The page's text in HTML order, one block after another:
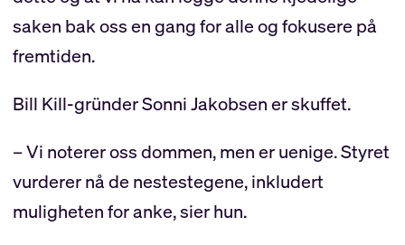
saken bak oss en gang for alle og fokusere på
fremtiden.
Bill Kill-gründer Sonni Jakobsen er skuffet.
– Vi noterer oss dommen, men er uenige. Styret
vurderer nå de nestestegene, inkludert
muligheten for anke, sier hun.